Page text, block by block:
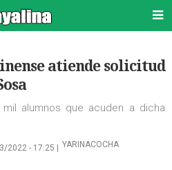
atiende solicitud
alumnos que acuden a dicha
2022 - 17:25 |
YARINACOCHA